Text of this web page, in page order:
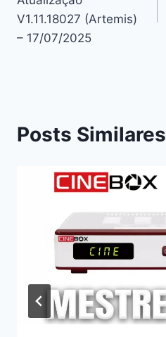
Post
V1.11.18027 (Artemis)
– 17/07/2025
Posts Similares